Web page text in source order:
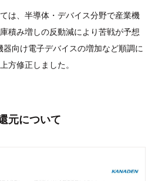
は、半導体・デバイス分野で産業機
積み増しの反動減により苦戦が予想
向け電子デバイスの増加など順調に
方修正しました。
元について